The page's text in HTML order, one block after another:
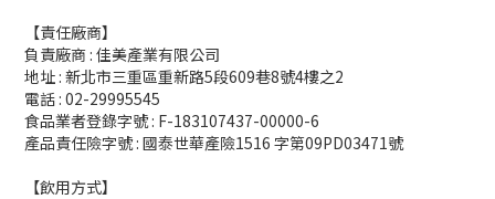
【責任廠商】
負責廠商 : 佳美產業有限公司
地址 : 新北市三重區重新路5段609巷8號4樓之2
電話 : 02-29995545
食品業者登錄字號 : F-183107437-00000-6
產品責任險字號 : 國泰世華產險1516 字第09PD03471號
【飲用方式】